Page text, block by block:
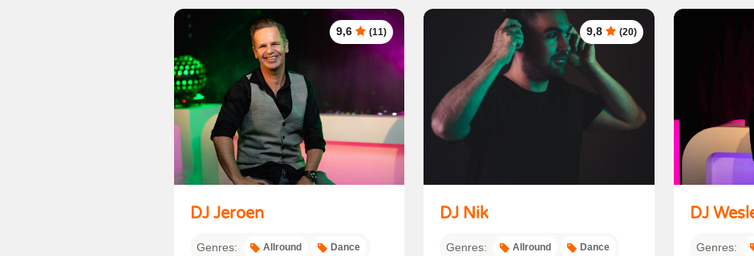
9,6 (11)
DJ Jeroen
Genres: Allround Dance
9,8 (20)
DJ Nik
Genres: Allround Dance
DJ
Genres: